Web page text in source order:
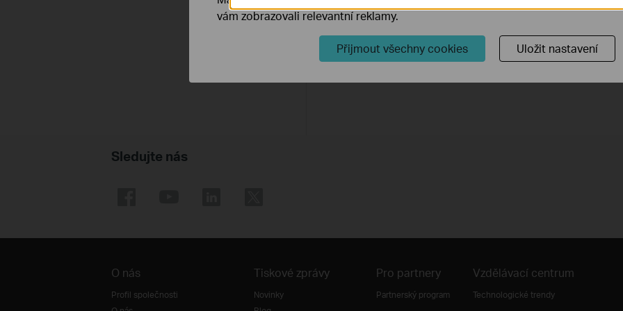
How to Improve Your Wi-Fi Signal and Wireless Range
Sledujte nás
O nás
Profil společnosti
Tiskové zprávy
Novinky
Pro partnery
Partnerský program
Vzdělávací centrum
Technologické trendy
vám zobrazovali relevantní reklamy.
Přijmout všechny cookies Uložit nastavení